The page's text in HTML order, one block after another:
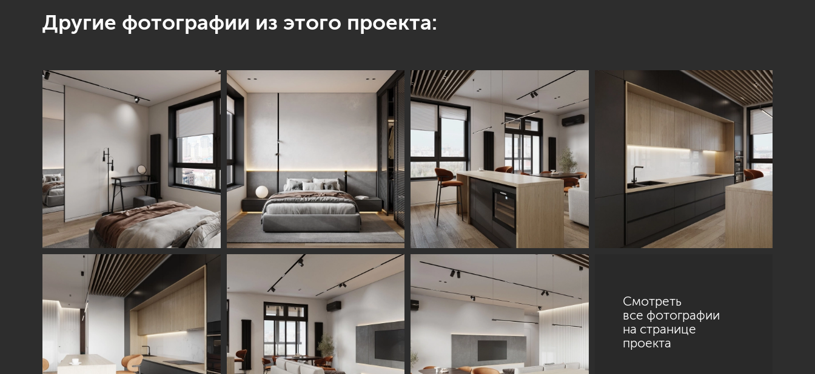
Другие фотографии из этого проекта:
Смотреть
все фотографии
на странице
проекта
Студия
Отзывы
Вакансии
Услуги
Дизайн интерьера
Комплектация
Авторский надзор
Ремонт и отделка
Информация
Портфолио
Цены
Обсудить проект
Санкт-Петербург